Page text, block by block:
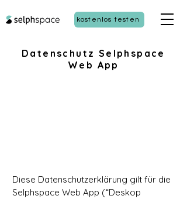
kostenlos testen
Datenschutz Selphspace
Web App
Diese Datenschutzerklärung gilt für die
Selphspace Web App (“Deskop